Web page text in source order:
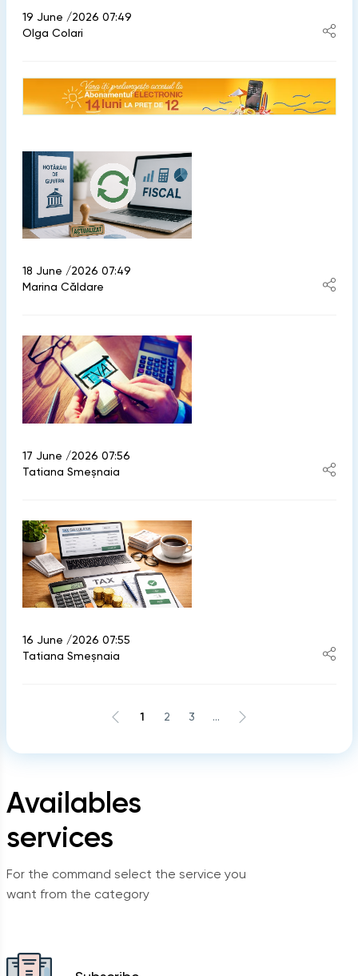
Availables
services
For the command select the service you
want from the category
19 June /2026 07:49
Olga Colari
18 June /2026 07:49
Marina Căldare
17 June /2026 07:56
Tatiana Smeșnaia
16 June /2026 07:55
Tatiana Smeșnaia
1 2 3 ...